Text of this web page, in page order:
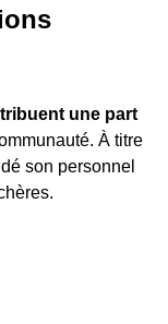
une part
À titre
son personnel